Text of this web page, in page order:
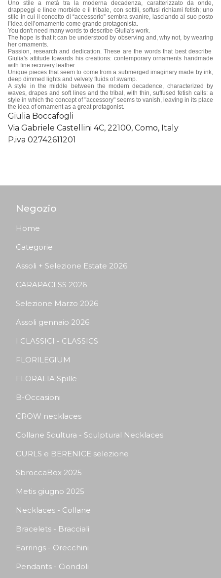
Uno stile a metà tra la moderna decadenza, caratterizzato da onde,
drappeggi e linee morbide e il tribale, con sottili, soffusi richiami fetish; uno
stile in cui il concetto di “accessorio” sembra svanire, lasciando al suo posto
l’idea dell’ornamento come grande protagonista.
You don't need many words to describe Giulia's work.
The hope is that it can be understood by observing and, why not, by wearing
her ornaments.
Passion, research and dedication. These are the words that best describe
Giulia's attitude towards his creations: contemporary ornaments handmade
with fine recovery leather.
Unique pieces that seem to come from a submerged imaginary made by ink,
deep dimmed lights and velvety fluids of swamp.
A style in the middle between the modern decadence, characterized by
waves, drapes and soft lines and the tribal, with thin, suffused fetish calls: a
style in which the concept of "accessory" seems to vanish, leaving in its place
the idea of ​​ornament as a great protagonist.
Giulia Boccafogli
Via Gabriele Castellini 4C, 22100, Como, Italy
P.iva 02742611201
Negozio
Home
Categorie
Assoli + Selezione Estate 2026
CARAPACI SS 2026
Selezione Marzo 2026
Assoli gennaio 2026
I CLASSICI - CLASSICS
FLORILEGIUM
FLORALIA Spille
B-Occasioni
CROW necklaces
Collane Scultura - Sculptural Necklaces
CURLS e BERENICE selezione
SbroccaBox 2025
Metis giugno 2025
Necklaces - Collane
Bracelets - Bracciali
Earrings - Orecchini
Pendants - Ciondoli